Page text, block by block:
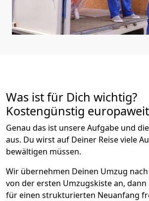
Was ist für Dich wichtig?
Kostengünstig
Genau das ist unsere Aufgabe und
aus. Du wirst auf Deiner Reise viele
bewältigen müssen.
Wir übernehmen Deinen Umzug
von der ersten Umzugskiste an,
für einen strukturierten Neuanfang